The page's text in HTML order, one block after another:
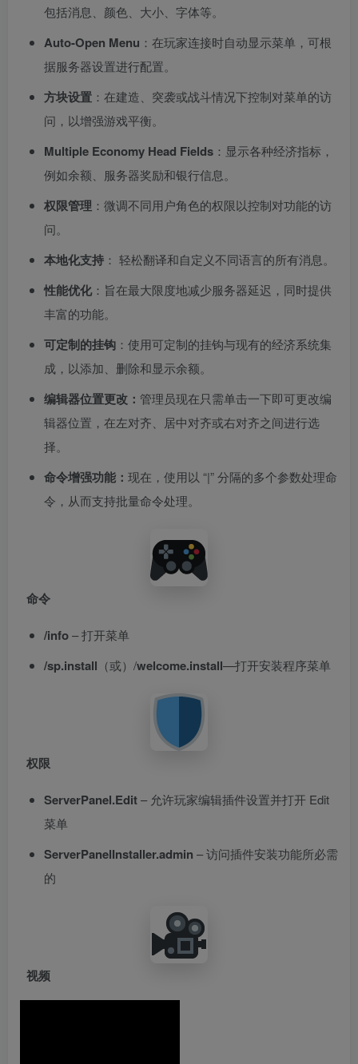
包括消息、颜色、大小、字体等。
Auto-Open Menu ：在玩家连接时自动显示菜单，可根
据服务器设置进行配置。
方块设置 ：在建造、突袭或战斗情况下控制对菜单的访
问，以增强游戏平衡。
Multiple Economy Head Fields ：显示各种经济指标，
例如余额、服务器奖励和银行信息。
权限管理 ：微调不同用户角色的权限以控制对功能的访
问。
本地化支持 ： 轻松翻译和自定义不同语言的所有消息。
性能优化：旨在最大限度地减少服务器延迟，同时提供
丰富的功能。
可定制的挂钩 ：使用可定制的挂钩与现有的经济系统集
成，以添加、删除和显示余额。
编辑器位置更改： 管理员现在只需单击一下即可更改编
辑器位置，在左对齐、居中对齐或右对齐之间进行选
择。
命令增强功能： 现在，使用以 “|” 分隔的多个参数处理命
令，从而支持批量命令处理。
命令
/info– 打开菜单
/sp.install （或）/welcome.install—打开安装程序菜单
权限
ServerPanel.Edit– 允许玩家编辑插件设置并打开 Edit
菜单
ServerPanelInstaller.admin – 访问插件安装功能所必需
的
视频